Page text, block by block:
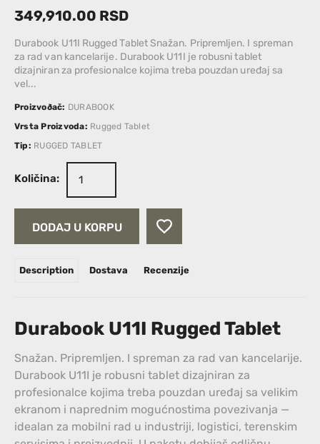
349,910.00 RSD
Durabook U11I Rugged Tablet Snažan. Pripremljen. I spreman
za rad van kancelarije. Durabook U11I je robusni tablet
dizajniran za profesionalce kojima treba pouzdan uređaj sa
vel...
Proizvoðač: DURABOOK
Vrsta Proizvoda: Rugged Tablet
Tip: RUGGED TABLET
Količina:
DODAJ U KORPU
Description Dostava Recenzije
Durabook U11I Rugged Tablet
Snažan. Pripremljen. I spreman za rad van kancelarije.
Durabook U11I je robusni tablet dizajniran za
profesionalce kojima treba pouzdan uređaj sa velikim
ekranom i naprednim mogućnostima povezivanja —
idealan za mobilni rad u industriji, logistici, terenskim